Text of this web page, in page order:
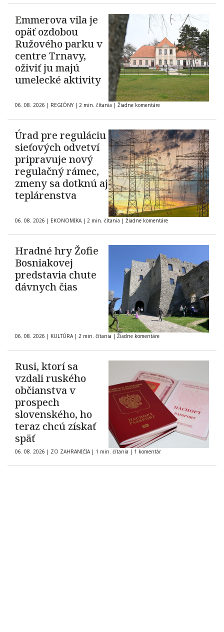
Emmerova vila je
opäť ozdobou
Ružového parku v
centre Trnavy,
oživiť ju majú
umelecké aktivity
06. 08. 2026 | REGIÓNY | 2 min. čítania | Žiadne komentáre
Úrad pre reguláciu
sieťových odvetví
pripravuje nový
regulačný rámec,
zmeny sa dotknú aj
teplárenstva
06. 08. 2026 | EKONOMIKA | 2 min. čítania | Žiadne komentáre
Hradné hry Žofie
Bosniakovej
predstavia chute
dávnych čias
06. 08. 2026 | KULTÚRA | 2 min. čítania | Žiadne komentáre
Rusi, ktorí sa
vzdali ruského
občianstva v
prospech
slovenského, ho
teraz chcú získať
späť
06. 08. 2026 | ZO ZAHRANIČIA | 1 min. čítania | 1 komentár